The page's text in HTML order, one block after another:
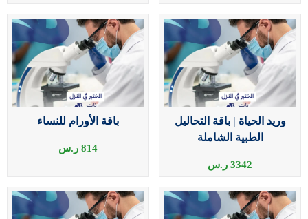
وريد الحياة | باقة التحاليل
الطبية الشاملة
3342 ر.س
باقة الأورام للنساء
814 ر.س